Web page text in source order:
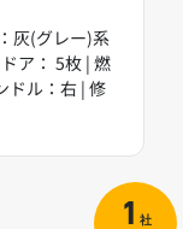
灰(グレー)系
ア： 5枚 | 燃
ドル：右 | 修
1 社